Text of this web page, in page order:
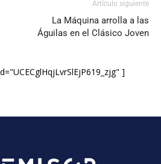
Artículo siguiente
La Máquina arrolla a las
Águilas en el Clásico Joven
]